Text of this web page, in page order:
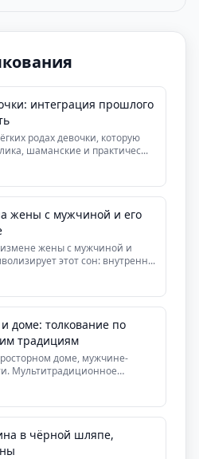
интеграция прошлого
родах девочки, которую
шаманские и практичес...
жены с мужчиной и его
измене жены с мужчиной и
этот сон: внутренн...
доме: толкование по
традициям
доме, мужчине-
Мультитрадиционное
в чёрной шляпе,